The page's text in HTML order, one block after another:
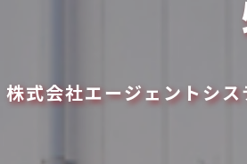
株式会社エージェントシス